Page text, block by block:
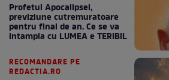
Profetul Apocalipsei,
previziune cutremuratoare
pentru final de an. Ce se va
intampla cu LUMEA e TERIBIL
RECOMANDARE PE
REDACTIA.RO